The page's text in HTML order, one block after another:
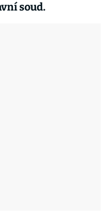
soud.